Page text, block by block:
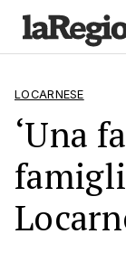
LOCARNESE
‘Una